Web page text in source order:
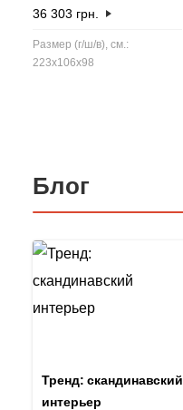
36 303 грн.
Размер (г/ш/в), см.:
223x106x98
Блог
Тренд: скандинавский
интерьер